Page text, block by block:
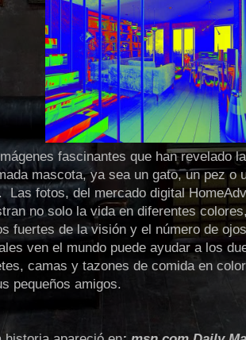
fascinantes que han revelado
mascota, ya sea un gato, un pez o
Las fotos, del mercado digital
no solo la vida en diferentes
fuertes de la visión y el número de
ven el mundo puede ayudar a los
camas y tazones de comida en
pequeños amigos.